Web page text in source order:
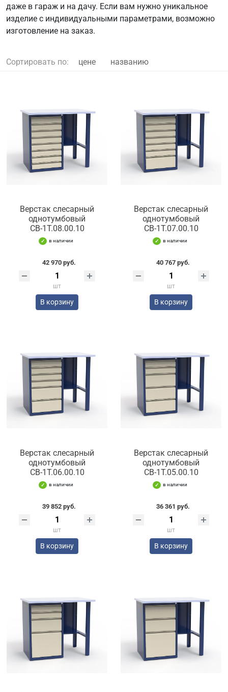
даже в гараж и на дачу. Если вам нужно уникальное
изделие с индивидуальными параметрами, возможно
изготовление на заказ.
Сортировать по: цене названию
Верстак слесарный
однотумбовый
СВ-1Т.08.00.10
в наличии
42 970 руб.
шт
В корзину
Верстак слесарный
однотумбовый
СВ-1Т.07.00.10
в наличии
40 767 руб.
шт
В корзину
Верстак слесарный
однотумбовый
СВ-1Т.06.00.10
в наличии
39 852 руб.
шт
В корзину
Верстак слесарный
однотумбовый
СВ-1Т.05.00.10
в наличии
36 361 руб.
шт
В корзину